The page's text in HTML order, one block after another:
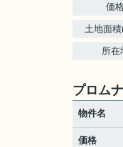
価
土地面
所在
プロム
物件名
価格